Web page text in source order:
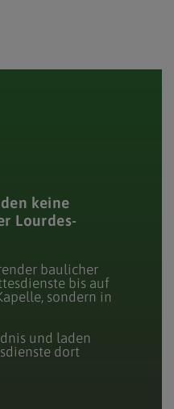
keine
Lourdes-
baulicher
bis auf
sondern in
und laden
dort